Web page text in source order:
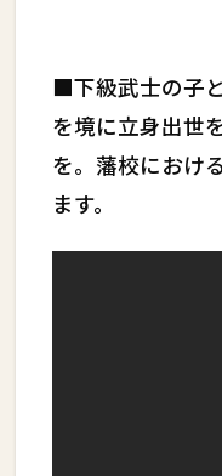
■下級武士の子
を境に立身出世
を。藩校におけ
ます。